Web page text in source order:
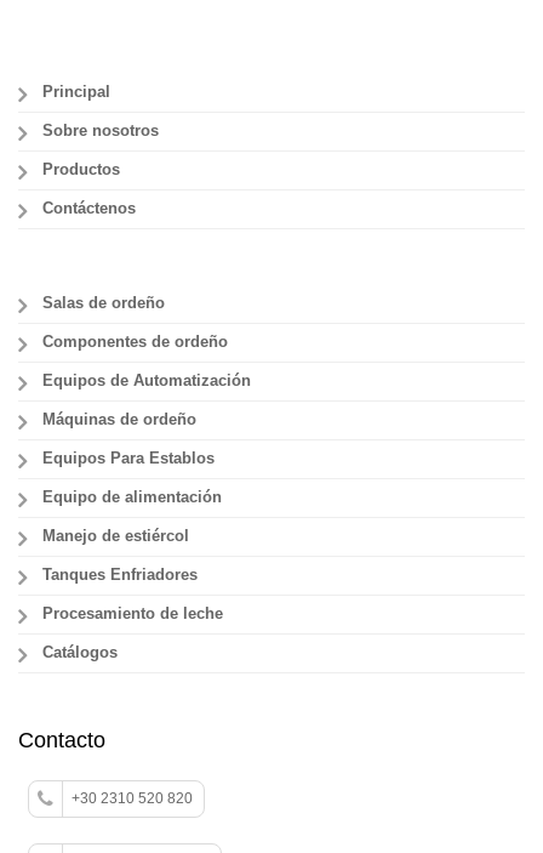
Principal
Sobre nosotros
Productos
Contáctenos
Salas de ordeño
Componentes de ordeño
Equipos de Automatización
Máquinas de ordeño
Equipos Para Establos
Equipo de alimentación
Manejo de estiércol
Tanques Enfriadores
Procesamiento de leche
Catálogos
Contacto
+30 2310 520 820